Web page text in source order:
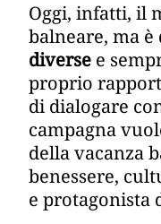
Oggi, infatti, il
balneare, ma
diverse e
proprio
di dialogare
campagna
della vacanza
benessere,
e protagonista